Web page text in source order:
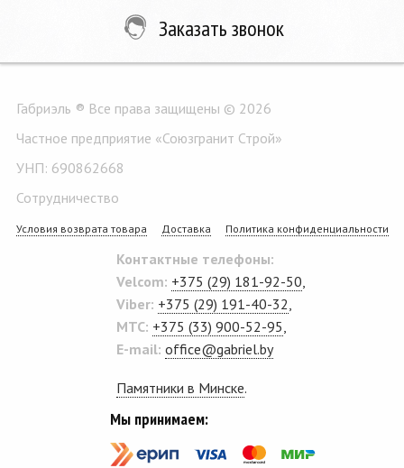
Заказать звонок
Габриэль ® Все права защищены © 2026
Частное предприятие «Союзгранит Строй»
УНП: 690862668
Сотрудничество
Условия возврата товара Доставка Политика конфиденциальности
Контактные телефоны:
Velcom: +375 (29) 181-92-50
Viber: +375 (29) 191-40-32
MTC: +375 (33) 900-52-95
E-mail: office@gabriel.by
Памятники в Минске.
Мы принимаем: